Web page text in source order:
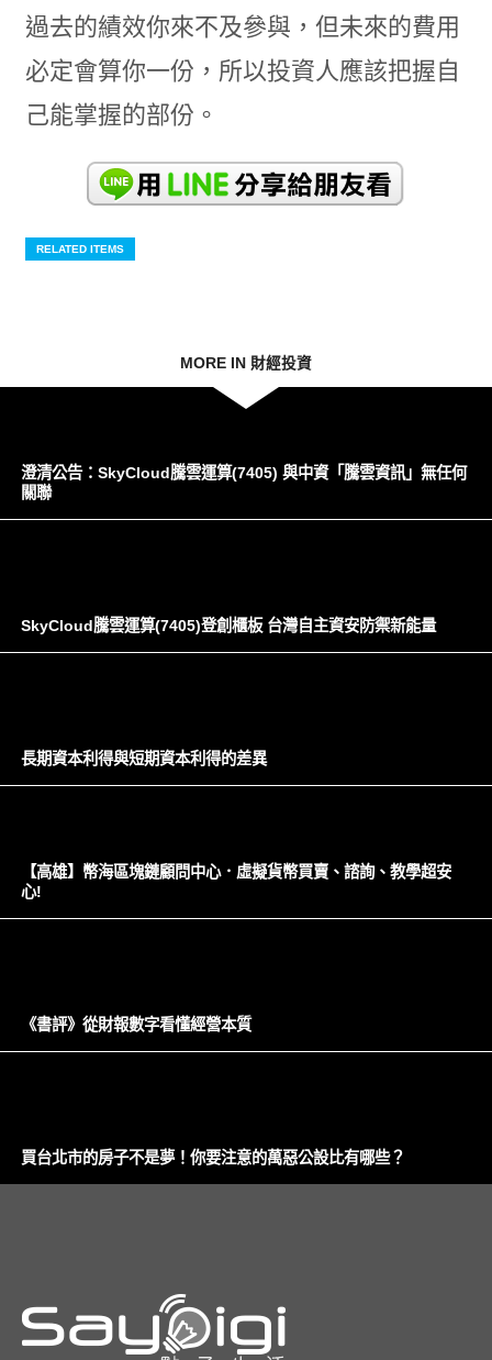
過去的績效你來不及參與，但未來的費用
必定會算你一份，所以投資人應該把握自
己能掌握的部份。
RELATED ITEMS
MORE IN 財經投資
澄清公告：SkyCloud騰雲運算(7405) 與中資「騰雲資訊」無任何
關聯
SkyCloud騰雲運算(7405)登創櫃板 台灣自主資安防禦新能量
長期資本利得與短期資本利得的差異
【高雄】幣海區塊鏈顧問中心．虛擬貨幣買賣、諮詢、教學超安
心!
《書評》從財報數字看懂經營本質
買台北市的房子不是夢！你要注意的萬惡公設比有哪些？